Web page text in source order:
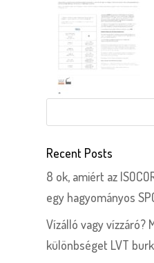
Recent Posts
8 ok, amiért az
egy hagyományos
Vízálló vagy vízzáró?
különbséget LVT